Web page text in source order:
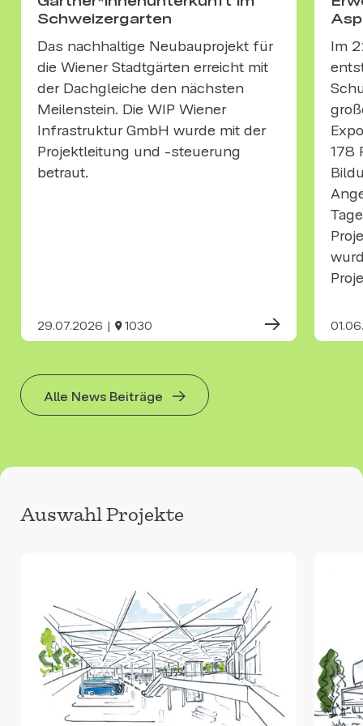
Schweizergarten
Das nachhaltige Neubauprojekt für
die Wiener Stadtgärten erreicht mit
der Dachgleiche den nächsten
Meilenstein. Die WIP Wiener
Infrastruktur GmbH wurde mit der
Projektleitung und -steuerung
betraut.
29.07.2026 1030
Im
178
Alle News Beiträge
Auswahl Projekte